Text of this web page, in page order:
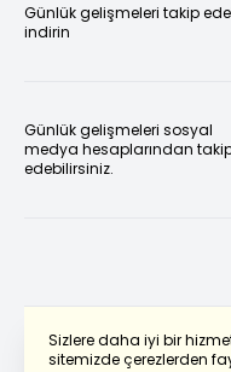
Sizlere daha iyi bir
sitemizde çerezlerden
Günlük gelişmeleri takip
indirin
Günlük gelişmeleri sosyal
medya hesaplarından
edebilirsiniz.